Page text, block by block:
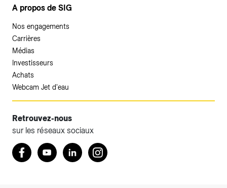
A propos de SIG
Nos engagements
Carrières
Médias
Investisseurs
Achats
Webcam Jet d'eau
Retrouvez-nous
sur les réseaux sociaux
Retrouvez nous sur Facebook
YoutubeLinkedInInstagram
Accéder à votre espace client SIG.
Votre espace client SIG n'est pas optimisé pour une